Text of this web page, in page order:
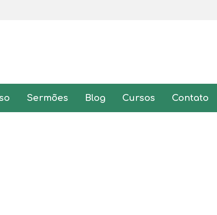
Sermões Blog Cursos Contato